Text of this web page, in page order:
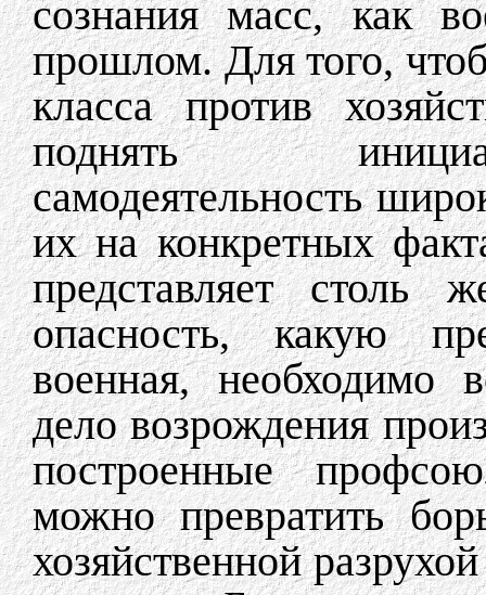
сознания масс, как
прошлом. Для того,
класса против
поднять
самодеятельность
их на конкретных
представляет столь
опасность, какую
военная, необходимо
дело возрождения
построенные
можно превратить
хозяйственной